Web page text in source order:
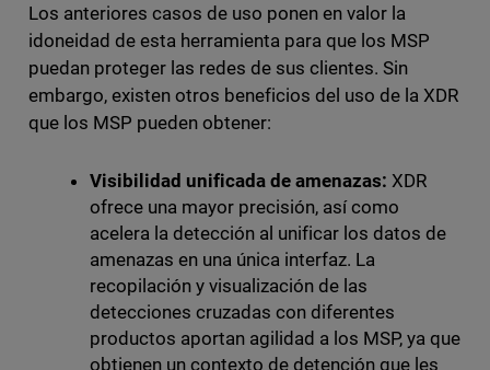
Los anteriores casos de uso ponen en valor la
idoneidad de esta herramienta para que los MSP
puedan proteger las redes de sus clientes. Sin
embargo, existen otros beneficios del uso de la XDR
que los MSP pueden obtener:
Visibilidad unificada de amenazas: XDR
ofrece una mayor precisión, así como
acelera la detección al unificar los datos de
amenazas en una única interfaz. La
recopilación y visualización de las
detecciones cruzadas con diferentes
productos aportan agilidad a los MSP, ya que
obtienen un contexto de detención que les